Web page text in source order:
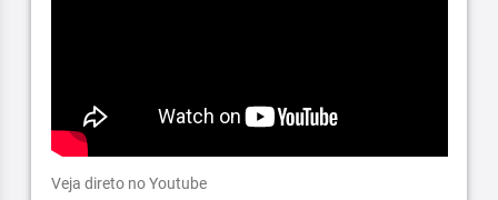
Veja direto no Youtube